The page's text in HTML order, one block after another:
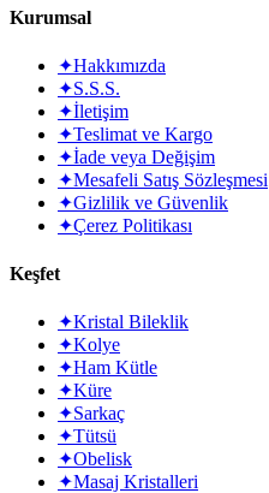
Kurumsal
✦Hakkımızda
✦S.S.S.
✦İletişim
✦Teslimat ve Kargo
✦İade veya Değişim
✦Mesafeli Satış Sözleşmesi
✦Gizlilik ve Güvenlik
✦Çerez Politikası
Keşfet
✦Kristal Bileklik
✦Kolye
✦Ham Kütle
✦Küre
✦Sarkaç
✦Tütsü
✦Obelisk
✦Masaj Kristalleri